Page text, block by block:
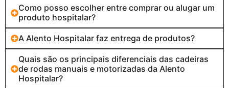
Como posso escolher entre comprar ou alugar um
produto hospitalar?
A Alento Hospitalar faz entrega de produtos?
Quais são os principais diferenciais das cadeiras
de rodas manuais e motorizadas da Alento
Hospitalar?